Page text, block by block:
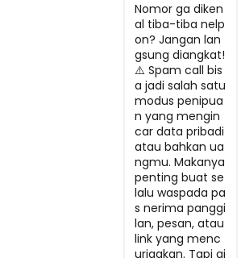
Nomor ga diken
al tiba-tiba nelp
on? Jangan lan
gsung diangkat!
⚠️ Spam call bis
a jadi salah satu
modus penipua
n yang mengin
car data pribadi
atau bahkan ua
ngmu. Makanya
penting buat se
lalu waspada pa
s nerima panggi
lan, pesan, atau
link yang menc
urigakan. Tapi gi